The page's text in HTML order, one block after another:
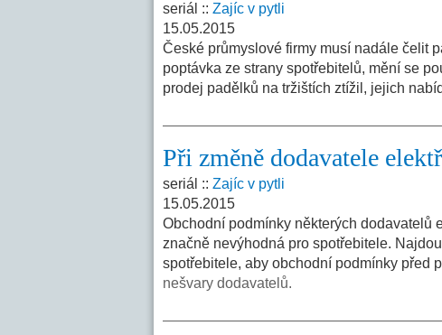
seriál :: Zajíc v pytli
15.05.2015
České průmyslové firmy musí nadále čelit
poptávka ze strany spotřebitelů, mění se
prodej padělků na tržištích ztížil, jejich
Při změně dodavatele
seriál :: Zajíc v pytli
15.05.2015
Obchodní podmínky některých dodavatelů
značně nevýhodná pro spotřebitele.
spotřebitele, aby obchodní podmínky před
nešvary dodavatelů.